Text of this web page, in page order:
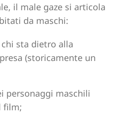
il male gaze si articola
da maschi:
sta dietro alla
(storicamente un
personaggi maschili
film;